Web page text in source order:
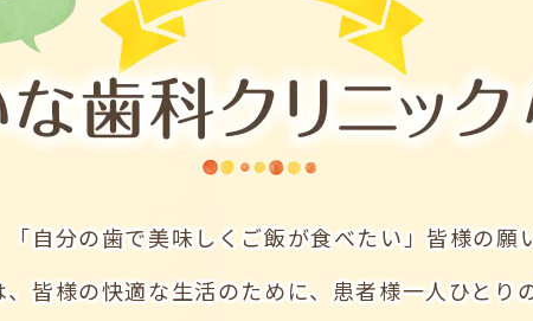
自分の歯で美味しくご飯が食べたい」皆様の願
皆様の快適な生活のために、患者様一人ひとり